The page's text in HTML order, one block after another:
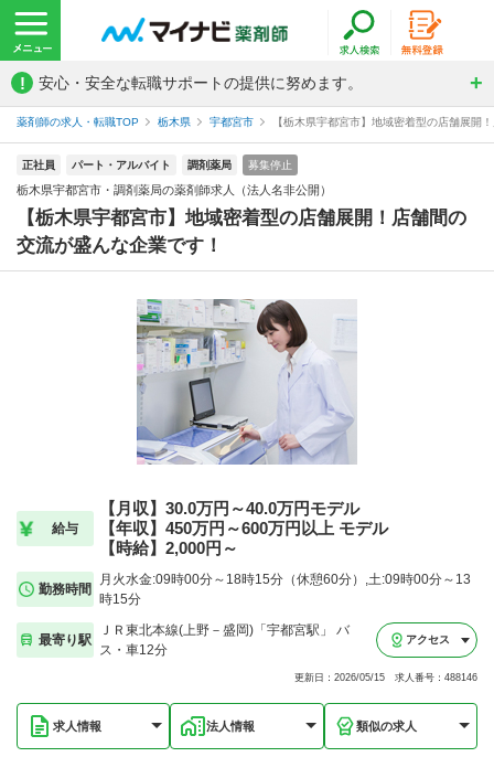
! 安心・安全な転職サポートの提供に努めます。
薬剤師の求人・転職TOP 栃木県 宇都宮市 【栃木県宇都宮市】地域密着型の店舗展開
正社員 パート・アルバイト 調剤薬局 募集停止
栃木県宇都宮市・調剤薬局の薬剤師求人（法人名非公開）
【栃木県宇都宮市】地域密着型の店舗展開！店舗間の
交流が盛んな企業です！
給与
【月収】30.0万円～40.0万円モデル
【年収】450万円～600万円以上 モデル
【時給】2,000円～
勤務時間
月火水金:09時00分～18時15分（休憩60分）,土:09時00分～13
時15分
最寄り駅
ＪＲ東北本線(上野－盛岡)「宇都宮駅」 バ
ス・車12分
アクセス
更新日：2026/05/15 求人番号：488146
求人情報 法人情報 類似の求人